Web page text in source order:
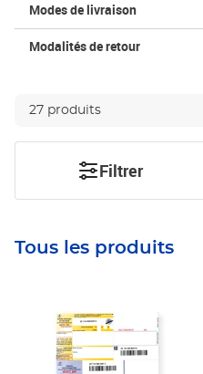
Modes de livraison
Modalités de retour
27 produits
Filtrer
Tous les produits